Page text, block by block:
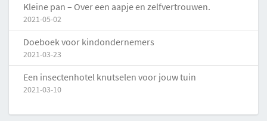
Kleine pan – Over een aapje en zelfvertrouwen.
2021-05-02
Doeboek voor kindondernemers
2021-03-23
Een insectenhotel knutselen voor jouw tuin
2021-03-10